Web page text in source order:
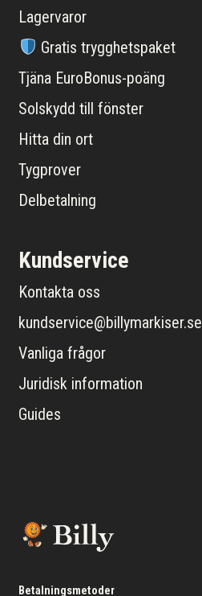
Lagervaror
Gratis trygghetspaket
Tjäna EuroBonus-poäng
Solskydd till fönster
Hitta din ort
Tygprover
Delbetalning
Kundservice
Kontakta oss
kundservice@billymarkiser.se
Vanliga frågor
Juridisk information
Guides
Betalningsmetoder